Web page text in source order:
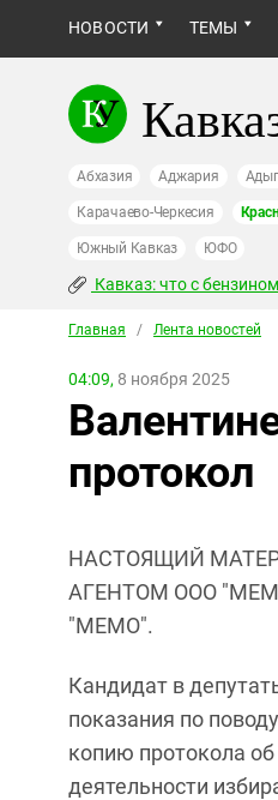
НОВОСТИ ТЕМЫ
Абхазия Аджария
Карачаево-Черкесия
Южный Кавказ ЮФО
Кавказ: что с
Главная / Лента новостей
04:09, 8 ноября 2025
протокол
НАСТОЯЩИЙ
АГЕНТОМ ООО
"МЕМО".
Кандидат в
показания по
копию протокола
деятельности